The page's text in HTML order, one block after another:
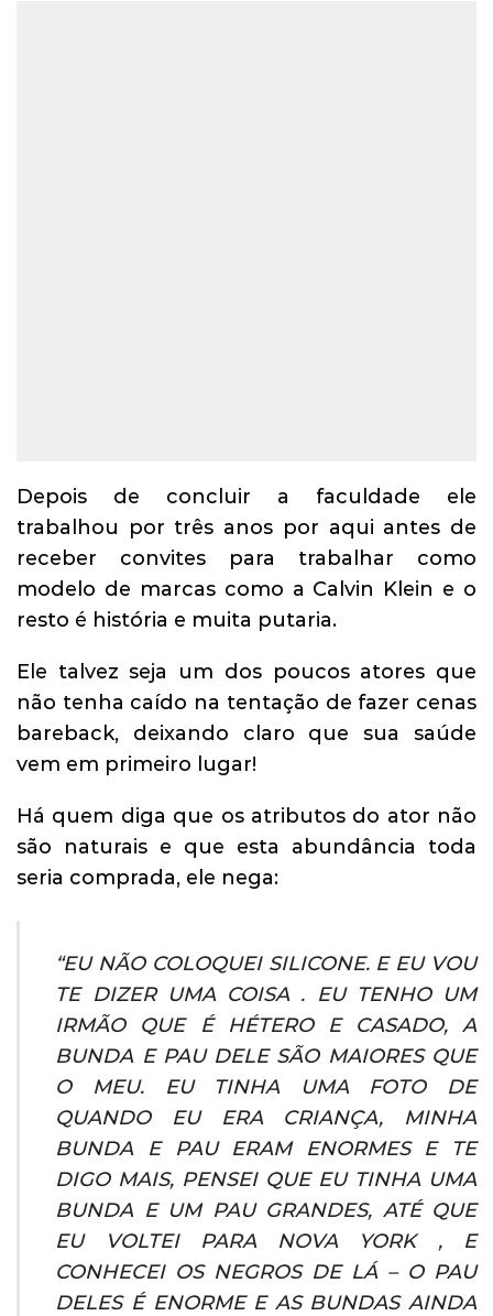
Depois de concluir a faculdade ele
trabalhou por três anos por aqui antes de
receber convites para trabalhar como
modelo de marcas como a Calvin Klein e o
resto é história e muita putaria.
Ele talvez seja um dos poucos atores que
não tenha caído na tentação de fazer cenas
bareback, deixando claro que sua saúde
vem em primeiro lugar!
Há quem diga que os atributos do ator não
são naturais e que esta abundância toda
seria comprada, ele nega:
“EU NÃO COLOQUEI SILICONE. E EU VOU
TE DIZER UMA COISA . EU TENHO UM
IRMÃO QUE É HÉTERO E CASADO, A
BUNDA E PAU DELE SÃO MAIORES QUE
O MEU. EU TINHA UMA FOTO DE
QUANDO EU ERA CRIANÇA, MINHA
BUNDA E PAU ERAM ENORMES E TE
DIGO MAIS, PENSEI QUE EU TINHA UMA
BUNDA E UM PAU GRANDES, ATÉ QUE
EU VOLTEI PARA NOVA YORK , E
CONHECEI OS NEGROS DE LÁ – O PAU
DELES É ENORME E AS BUNDAS AINDA